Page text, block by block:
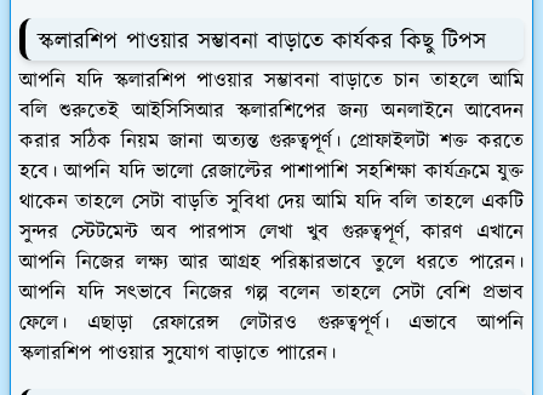
স্কলারশিপ পাওয়ার সম্ভাবনা বাড়াতে কার্যকর কিছু টিপস
আপনি যদি স্কলারশিপ পাওয়ার সম্ভাবনা বাড়াতে চান তাহলে আমি
বলি শুরুতেই আইসিসিআর স্কলারশিপের জন্য অনলাইনে আবেদন
করার সঠিক নিয়ম জানা অত্যন্ত গুরুত্বপূর্ণ। প্রোফাইলটা শক্ত করতে
হবে। আপনি যদি ভালো রেজাল্টের পাশাপাশি সহশিক্ষা কার্যক্রমে যুক্ত
থাকেন তাহলে সেটা বাড়তি সুবিধা দেয় আমি যদি বলি তাহলে একটি
সুন্দর স্টেটমেন্ট অব পারপাস লেখা খুব গুরুত্বপূর্ণ, কারণ এখানে
আপনি নিজের লক্ষ্য আর আগ্রহ পরিষ্কারভাবে তুলে ধরতে পারেন।
আপনি যদি সৎভাবে নিজের গল্প বলেন তাহলে সেটা বেশি প্রভাব
ফেলে। এছাড়া রেফারেন্স লেটারও গুরুত্বপূর্ণ। এভাবে আপনি
স্কলারশিপ পাওয়ার সুযোগ বাড়াতে পাারেন।